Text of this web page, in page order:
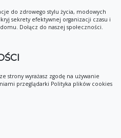
do zdrowego stylu życia, modowych
sekrety efektywnej organizacji czasu i
Dołącz do naszej społeczności.
strony wyrażasz zgodę na używanie
przeglądarki Polityka plików cookies